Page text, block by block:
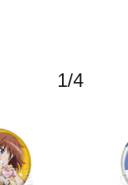
1/4